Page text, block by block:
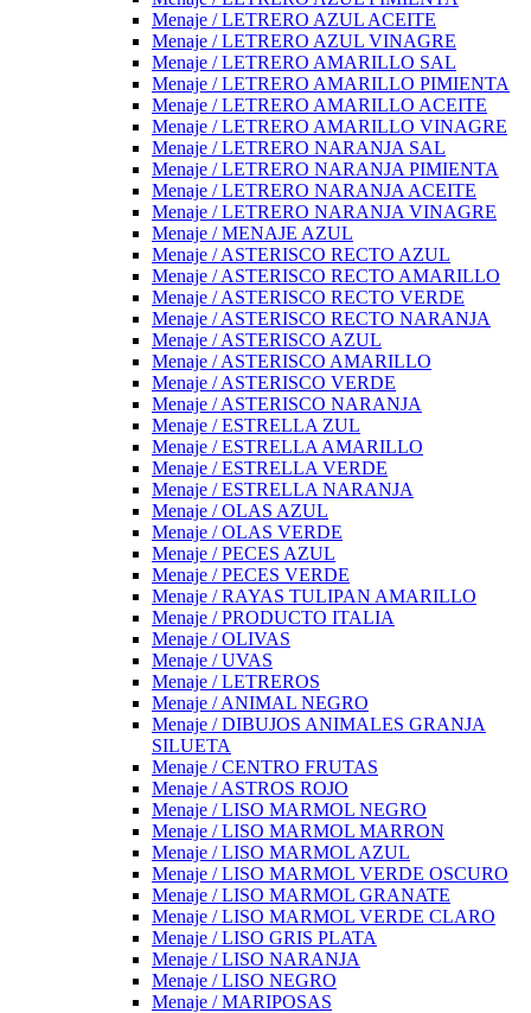
Menaje / LETRERO AZUL ACEITE
Menaje / LETRERO AZUL VINAGRE
Menaje / LETRERO AMARILLO SAL
Menaje / LETRERO AMARILLO PIMIENTA
Menaje / LETRERO AMARILLO ACEITE
Menaje / LETRERO AMARILLO VINAGRE
Menaje / LETRERO NARANJA SAL
Menaje / LETRERO NARANJA PIMIENTA
Menaje / LETRERO NARANJA ACEITE
Menaje / LETRERO NARANJA VINAGRE
Menaje / MENAJE AZUL
Menaje / ASTERISCO RECTO AZUL
Menaje / ASTERISCO RECTO AMARILLO
Menaje / ASTERISCO RECTO VERDE
Menaje / ASTERISCO RECTO NARANJA
Menaje / ASTERISCO AZUL
Menaje / ASTERISCO AMARILLO
Menaje / ASTERISCO VERDE
Menaje / ASTERISCO NARANJA
Menaje / ESTRELLA ZUL
Menaje / ESTRELLA AMARILLO
Menaje / ESTRELLA VERDE
Menaje / ESTRELLA NARANJA
Menaje / OLAS AZUL
Menaje / OLAS VERDE
Menaje / PECES AZUL
Menaje / PECES VERDE
Menaje / RAYAS TULIPAN AMARILLO
Menaje / PRODUCTO ITALIA
Menaje / OLIVAS
Menaje / UVAS
Menaje / LETREROS
Menaje / ANIMAL NEGRO
Menaje / DIBUJOS ANIMALES GRANJA
SILUETA
Menaje / CENTRO FRUTAS
Menaje / ASTROS ROJO
Menaje / LISO MARMOL NEGRO
Menaje / LISO MARMOL MARRON
Menaje / LISO MARMOL AZUL
Menaje / LISO MARMOL VERDE OSCURO
Menaje / LISO MARMOL GRANATE
Menaje / LISO MARMOL VERDE CLARO
Menaje / LISO GRIS PLATA
Menaje / LISO NARANJA
Menaje / LISO NEGRO
Menaje / MARIPOSAS